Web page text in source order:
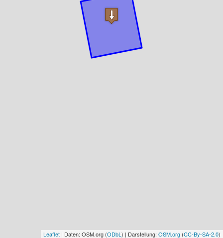
Leaflet | Daten: OSM.org (ODbL ) | Darstellung: OSM.org (CC-By-SA-2.0)